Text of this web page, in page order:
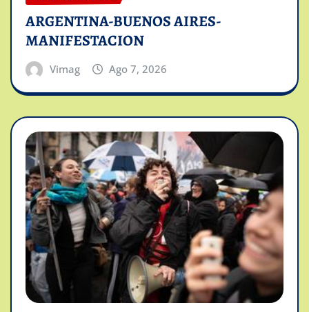
ARGENTINA-BUENOS AIRES-
MANIFESTACION
Vimag Ago 7, 2026